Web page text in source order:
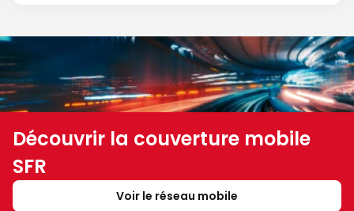
Découvrir la couverture mobile
SFR
Voir le réseau mobile